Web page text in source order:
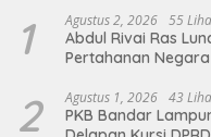
1 Agustus 2, 2026 55
Abdul Rivai Ras
Pertahanan Negara
2 Agustus 1, 2026 43
PKB Bandar